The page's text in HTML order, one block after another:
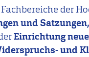
der
und Satzungen,
Einrichtung
und